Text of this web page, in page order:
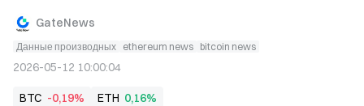
GateNews
Данные производных ethereum news bitcoin news
2026-05-12 10:00:04
BTC -0,19% ETH 0,16%